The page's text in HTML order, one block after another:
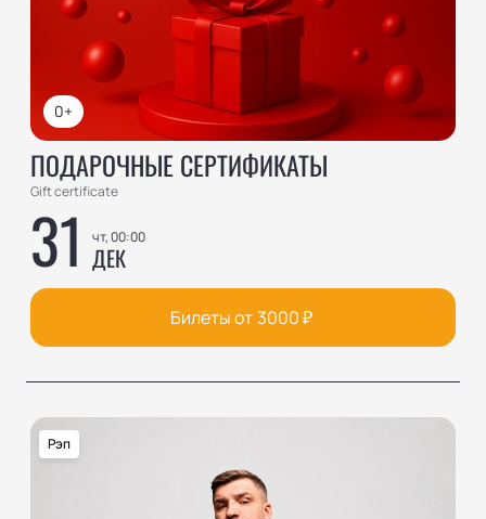
0+
ПОДАРОЧНЫЕ СЕРТИФИКАТЫ
Gift certificate
31 чт, 00:00
ДЕК
Билеты от 3000₽
Рэп